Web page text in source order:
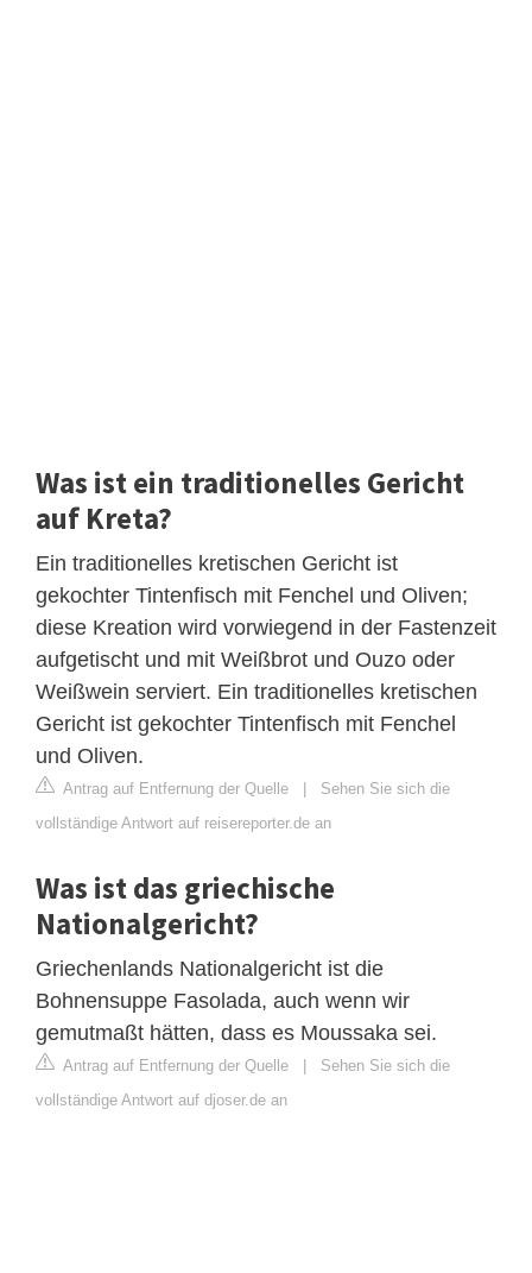
Was ist ein traditionelles Gericht
auf Kreta?
Ein traditionelles kretischen Gericht ist
gekochter Tintenfisch mit Fenchel und Oliven;
diese Kreation wird vorwiegend in der Fastenzeit
aufgetischt und mit Weißbrot und Ouzo oder
Weißwein serviert. Ein traditionelles kretischen
Gericht ist gekochter Tintenfisch mit Fenchel
und Oliven.
Antrag auf Entfernung der Quelle
Sehen Sie sich die
vollständige Antwort auf reisereporter.de an
Was ist das griechische
Nationalgericht?
Griechenlands Nationalgericht ist die
Bohnensuppe Fasolada, auch wenn wir
gemutmaßt hätten, dass es Moussaka sei.
Antrag auf Entfernung der Quelle
Sehen Sie sich die
vollständige Antwort auf djoser.de an